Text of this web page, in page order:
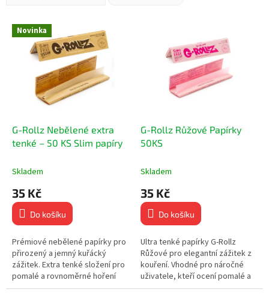
e
n
Nejprodávanější
Abecedně
V Novinka
G-Rollz Nebělené extra
tenké – 50 KS Slim papíry
Skladem
35 Kč
Do košíku
Prémiové nebělené papírky pro
přirozený a jemný kuřácký
zážitek. Extra tenké složení pro
pomalé a rovnoměrné hoření
bez ovlivnění chuti. 50 Slim
G-Rollz Růžové Papírky
50KS
Skladem
35 Kč
Do košíku
Ultra tenké papírky G-Rollz
Růžové pro elegantní zážitek z
kouření. Vhodné pro náročné
uživatele, kteří ocení pomalé a
rovnoměrné hoření. 50 extra